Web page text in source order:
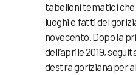
tabelloni tematici
luoghi e fatti del
novecento. Dopo la
dell’aprile 2019,
destra goriziana per